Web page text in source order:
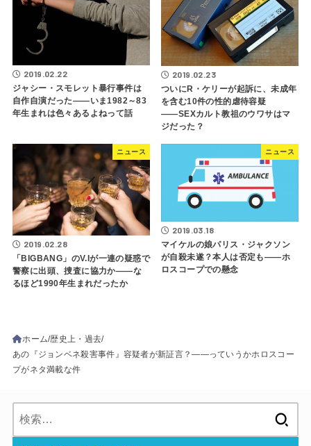
2019.02.22
ジャシー・スモレット暴行事件は
自作自演だった――いま1982～83
年生まれは色々あるよねって話
2019.02.23
ついにR・ケリーが起訴に、未成年
を含む10件の性的虐待容疑
――SEXカルト教祖のウワサはマ
ジだった？
ニュース
2019.02.28
「BIGBANG」のV.Iが一連の疑惑で
警察に出頭、捜査に協力か――な
るほど1990年生まれだったか
ニュース
2019.03.18
マイケルの娘パリス・ジャクソン
が自殺未遂？本人は否定も――ホ
ロスコープでの懸念
ホーム 歴史上・過去
あの『ジョンベネ殺害事件』容疑者が新証言？――っていうかホロスコー
プがネタ満載な件